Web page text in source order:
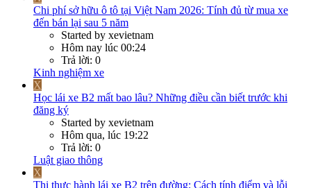
Chi phí sở hữu ô tô tại Việt Nam 2026: Tính đủ từ mua xe
đến bán lại sau 5 năm
Started by xevietnam
Hôm nay lúc 00:24
Trả lời: 0
Kinh nghiệm xe
X
Học lái xe B2 mất bao lâu? Những điều cần biết trước khi
đăng ký
Started by xevietnam
Hôm qua, lúc 19:22
Trả lời: 0
Luật giao thông
X
Thi thực hành lái xe B2 trên đường: Cách tính điểm và lỗi